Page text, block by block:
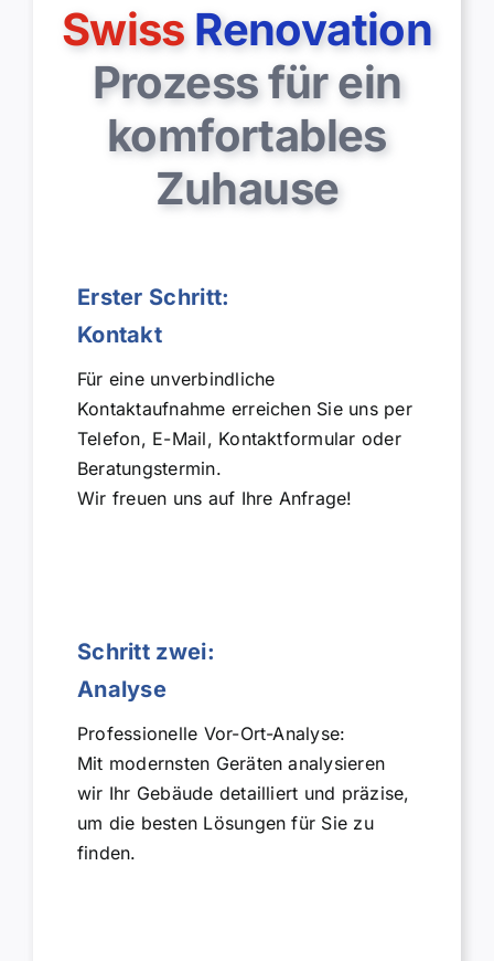
SwissRenovation
Prozess für ein
komfortables
Zuhause
Erster Schritt:
Kontakt
Für eine unverbindliche
Kontaktaufnahme erreichen Sie uns per
Telefon, E-Mail, Kontaktformular oder
Beratungstermin.
Wir freuen uns auf Ihre Anfrage!
Schritt zwei:
Analyse
Professionelle Vor-Ort-Analyse:
Mit modernsten Geräten analysieren
wir Ihr Gebäude detailliert und präzise,
um die besten Lösungen für Sie zu
finden.